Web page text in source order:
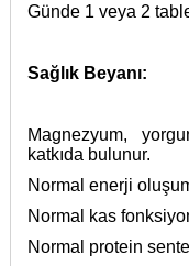
Günde 1 veya 2
Sağlık Beyanı:
Magnezyum,
katkıda bulunur.
Normal enerji
Normal kas
Normal protein